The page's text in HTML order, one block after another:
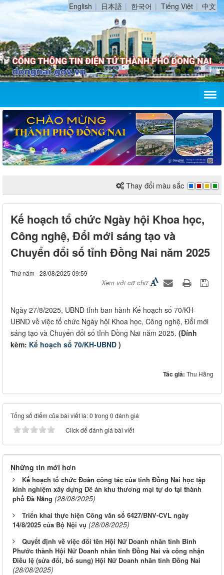
English 日本語 한국어 Tiếng Việt 中文
Thay đổi màu sắc
Kế hoạch tổ chức Ngày hội Khoa học,
Công nghệ, Đổi mới sáng tạo và
Chuyển đổi số tỉnh Đồng Nai năm 2025
Thứ năm - 28/08/2025 09:59
Xem với cỡ chữ
Ngày 27/8/2025, UBND tỉnh ban hành Kế hoạch số 70/KH-
UBND về việc tổ chức Ngày hội Khoa học, Công nghệ, Đổi mới
sáng tạo và Chuyển đổi số tỉnh Đồng Nai năm 2025. (Đính
kèm: Kế hoạch số 70/KH-UBND )
Tác giả: Thu Hằng
Tổng số điểm của bài viết là: 0 trong 0 đánh giá
Click để đánh giá bài viết
Những tin mới hơn
Kế hoạch tổ chức Đoàn công tác của tỉnh Đồng Nai học tập
kinh nghiệm xây dựng Đề án khu thương mại tự do tại thành
phố Đà Nẵng (28/08/2025)
Triển khai thực hiện Công văn số 6427/BNV-CVL ngày
14/8/2025 của Bộ Nội vụ (28/08/2025)
Quyết định về việc đổi tên Hội Nữ Doanh nhân tỉnh Bình
Phước thành Hội Nữ Doanh nhân tỉnh Đồng Nai và công nhận
Điều lệ (sửa đổi, bổ sung) Hội Nữ Doanh nhân tỉnh Đồng Nai
(28/08/2025)